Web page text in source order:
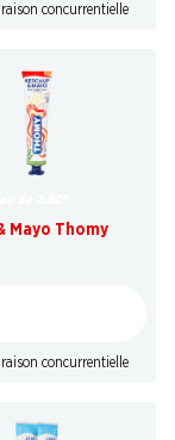
concurrentielle
Mayo Thomy
concurrentielle